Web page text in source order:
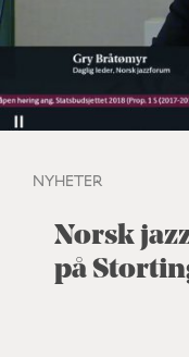
NYHETER
Norsk
på